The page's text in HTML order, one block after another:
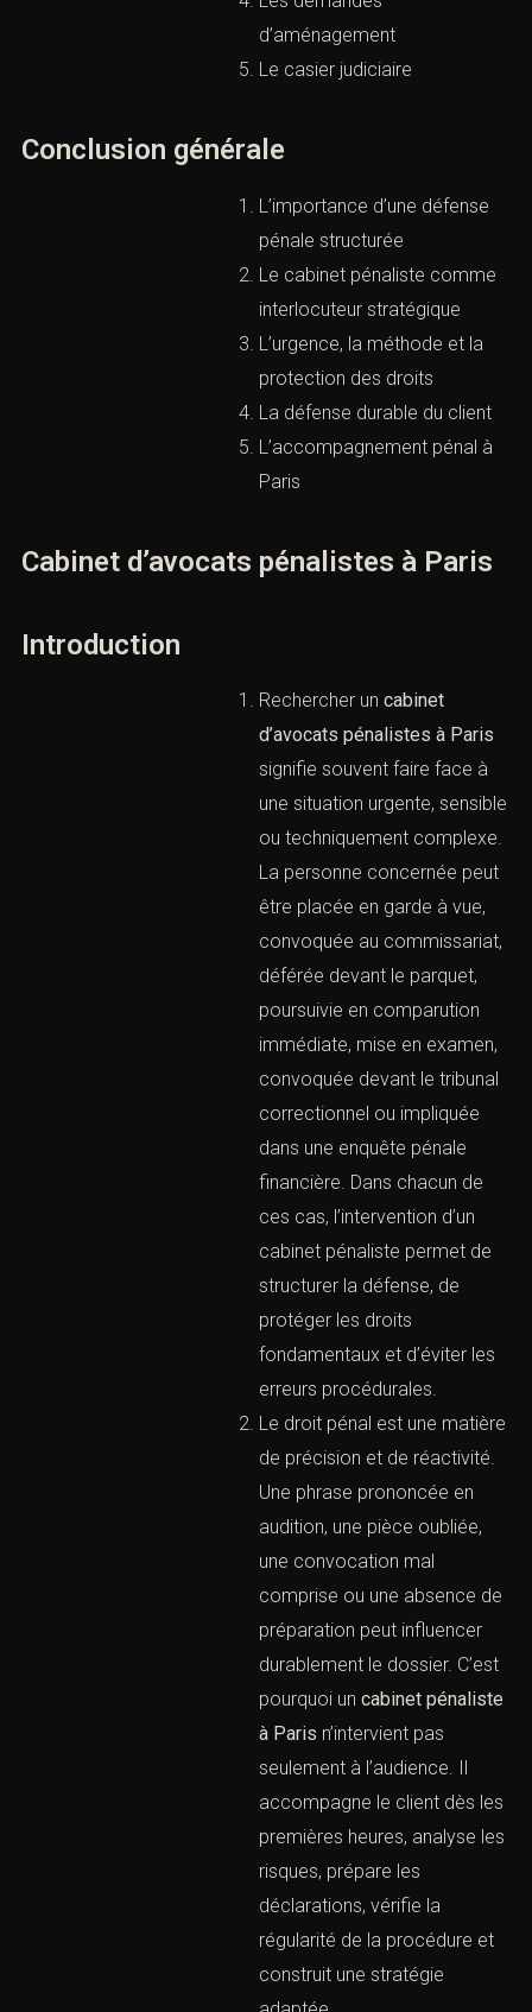
L’appel correctionnel
Le pourvoi en cassation
Les demandes
Le casier judiciaire
Conclusion générale
L’importance d’une défense
pénale structurée
Le cabinet pénaliste
comme interlocuteur
stratégique
protection des droits
La défense durable du client
Cabinet d’avocats pénalistes à Paris
Rechercher uncabinet
d’avocats pénalistes à
Parissignifie souvent faire
face à une situation urgente,
sensible ou techniquement
complexe. La personne
concernée peut être placée
en garde à vue, convoquée
au commissariat, déférée
devant le parquet,
poursuivie en comparution
immédiate, mise en
examen, convoquée devant
le tribunal correctionnel ou
impliquée dans une enquête
pénale financière. Dans
chacun de ces cas,
l’intervention d’un cabinet
pénaliste permet de
structurer la défense, de
protéger les droits
fondamentaux et d’éviter
les erreurs procédurales.
Le droit pénal est une
matière de précision et de
réactivité. Une phrase
prononcée en audition, une
pièce oubliée, une
convocation mal comprise
ou une absence de
préparation peut influencer
durablement le dossier.
C’est pourquoi uncabinet